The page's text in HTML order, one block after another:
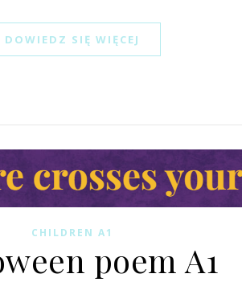
DOWIEDZ SIĘ WIĘCEJ
CHILDREN A1
poem A1